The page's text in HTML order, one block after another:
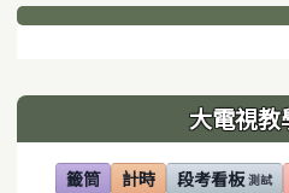
下中區域內容
左邊區域內容 大電視教
籤筒 計時 段考看板 測試